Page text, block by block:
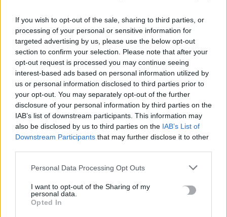
If you wish to opt-out of the sale, sharing to third parties, or
processing of your personal or sensitive information for
targeted advertising by us, please use the below opt-out
section to confirm your selection. Please note that after your
opt-out request is processed you may continue seeing
interest-based ads based on personal information utilized by
us or personal information disclosed to third parties prior to
your opt-out. You may separately opt-out of the further
disclosure of your personal information by third parties on the
IAB’s list of downstream participants. This information may
also be disclosed by us to third parties on the IAB’s List of
Downstream Participants that may further disclose it to other
Personal Data Processing Opt Outs
I want to opt-out of the Sharing of my
personal data.
Opted In
Αεροδρόμιο Καστελλίου: Η ξενάγηση στο εργοτάξιο και τα
μηνύματα Δήμα – Ταχιάου για το μεγάλο έργο
7 Αυγούστου, 2026
Εξιχνιάστηκαν δύο εμπρησμοί στον Μυλοπόταμο –
Δικογραφία σε βάρος δύο ανδρών
7 Αυγούστου, 2026
Αεροδρόμιο Καστελλίου: Έπεσαν οι υπογραφές για τα ραντάρ
7 Αυγούστου, 2026
οι πολίτες
7 Αυγούστου, 2026